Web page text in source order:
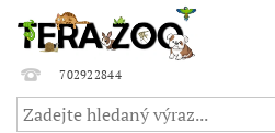
702922844